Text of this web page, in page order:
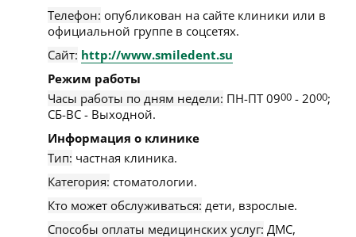
Телефон: опубликован на сайте клиники или в
официальной группе в соцсетях.
Сайт: http://www.smiledent.su
Режим работы
Часы работы по дням недели: ПН-ПТ 0900 - 2000;
СБ-ВС - Выходной.
Информация о клинике
Тип: частная клиника.
Категория: стоматологии.
Кто может обслуживаться: дети, взрослые.
Способы оплаты медицинских услуг: ДМС,